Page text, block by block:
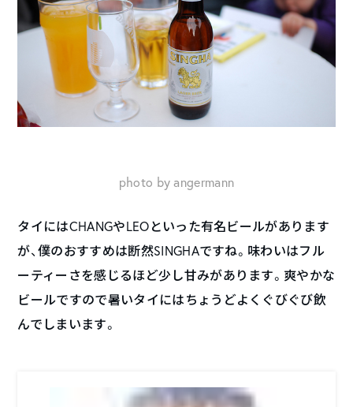
photo by angermann
タイにはCHANGやLEOといった有名ビールがあります
が、僕のおすすめは断然SINGHAですね。味わいはフル
ーティーさを感じるほど少し甘みがあります。爽やかな
ビールですので暑いタイにはちょうどよくぐびぐび飲
んでしまいます。